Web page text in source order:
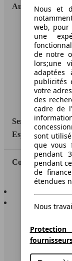
AutoScout24
A propos
Conditions
Protection
Service
Espace Pro
Contact
AutoScout24
Nous et
web, pour
une
de notre
lors;une
publicités
votre
des
cadre de
sont
que vous
pendant
pendant
de
étendues
Nous
Protection